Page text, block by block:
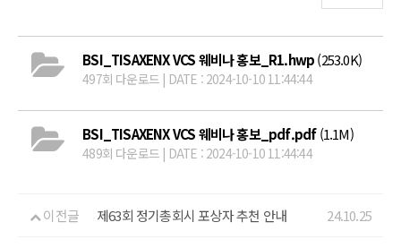
BSI_TISAXENX VCS 웨비나 홍보_R1.hwp(253.0K)
497회 다운로드 | DATE : 2024-10-10 11:44:44
BSI_TISAXENX VCS 웨비나 홍보_pdf.pdf(1.1M)
489회 다운로드 | DATE : 2024-10-10 11:44:44
이전글 제63회 정기총회시 포상자 추천 안내 24.10.25